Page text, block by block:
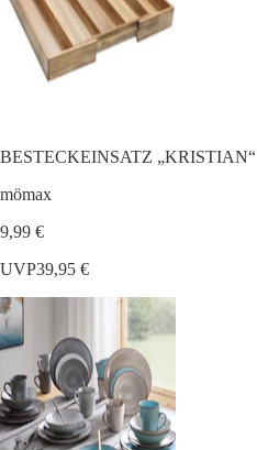
BESTECKEINSATZ „KRISTIAN“
mömax
9,99 €
UVP39,95 €